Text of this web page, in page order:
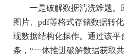
一是破解数据清洗难题。
图片、pdf等格式存储数据转
现数据结构化操作。通过该平
条，“一体推进破解数据获取